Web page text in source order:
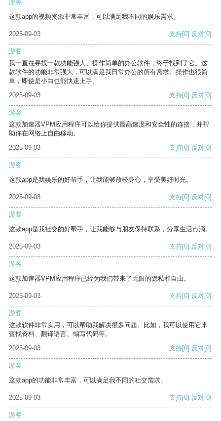
游客
这款app的视频资源非常丰富，可以满足我不同的娱乐需求。
2025-09-03 支持[0] 反对[0]
游客
我一直在寻找一款功能强大、操作简单的办公软件，终于找到了它。这
款软件的功能非常强大，可以满足我日常办公的所有需求。操作也很简
单，即使是小白也能快速上手。
2025-09-03
支持[0] 反对[0]
游客
这款加速器VPM应用程序可以给你提供最高速度和安全性的连接，并帮
助你在网络上自由移动。
2025-09-03
支持[0] 反对[0]
游客
这款app是我娱乐的好帮手，让我能够放松身心，享受美好时光。
2025-09-03 支持[0] 反对[0]
游客
这款app是我社交的好帮手，让我能够与朋友保持联系，分享生活点滴。
2025-09-03 支持[0] 反对[0]
游客
这款加速器VPM应用程序已经为我们带来了无限的隐私和自由。
2025-09-03 支持[0] 反对[0]
游客
这款软件非常实用，可以帮助我解决很多问题。比如，我可以使用它来
查找资料、翻译语言、编写代码等。
2025-09-03
支持[0] 反对[0]
游客
这款app的功能非常丰富，可以满足我不同的社交需求。
2025-09-03 支持[0] 反对[0]
游客